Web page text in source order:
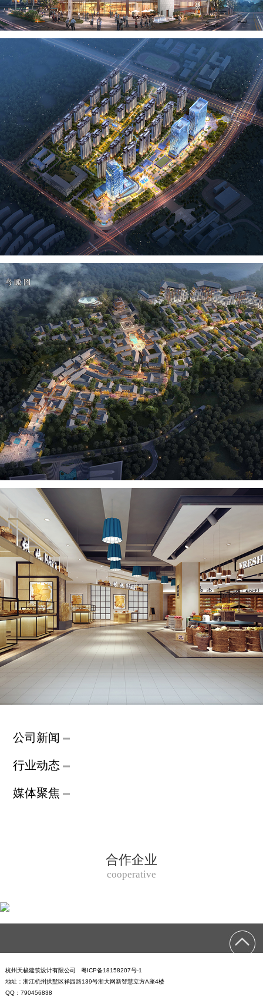
公司新闻
行业动态
媒体聚焦
合作企业
cooperative
杭州天梭建筑设计有限公司 粤ICP备18158207号-1
地址：浙江杭州拱墅区祥园路139号浙大网新智慧立方A座4楼
QQ：790456838